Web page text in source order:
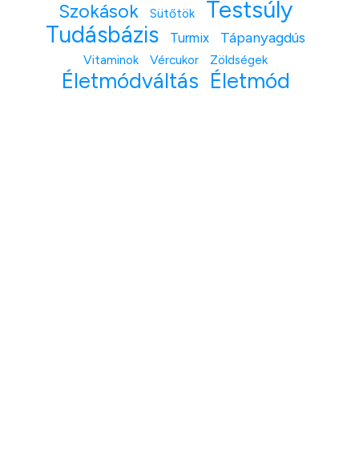
Szokások Sütőtök Testsúly
Tudásbázis Turmix Tápanyagdús
Vitaminok Vércukor Zöldségek
Életmódváltás Életmód